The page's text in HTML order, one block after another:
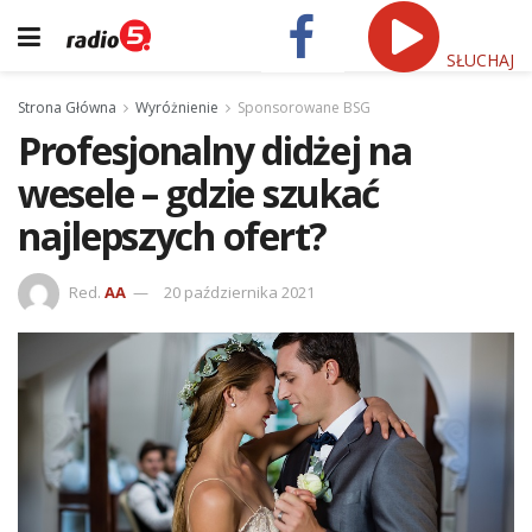
SŁUCHAJ
Strona Główna Wyróżnienie Sponsorowane BSG
Profesjonalny didżej na
wesele – gdzie szukać
najlepszych ofert?
Red. AA 20 października 2021